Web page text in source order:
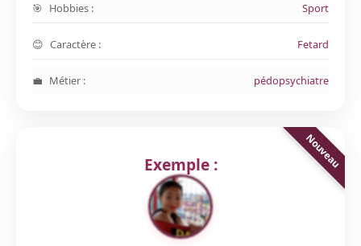
Hobbies : Sport
Caractère : Fetard
Métier : pédopsychiatre
Exemple :